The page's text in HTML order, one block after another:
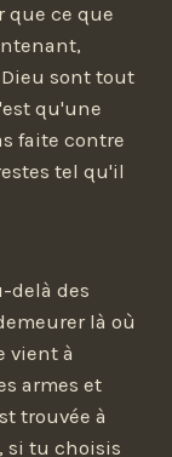
que ce que
Dieu sont tout
qu'une
faite contre
tel qu'il
delà des
là où
vient à
armes et
trouvée à
si tu choisis